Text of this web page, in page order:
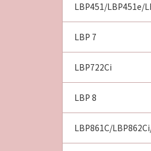
No. I010G021619
LBP451/LBP451e/
LBP 7
LBP722Ci
LBP 8
LBP861C/